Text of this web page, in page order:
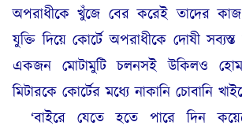
অপরাধীকে খুঁজে বের করেই তাদের
যুক্তি দিয়ে কোর্টে অপরাধীকে দোষী
একজন মোটামুটি চলনসই উকিলও
মিটারকে কোর্টের মধ্যে নাকানি চোবানি
‘বাইরে যেতে হতে পারে দিন